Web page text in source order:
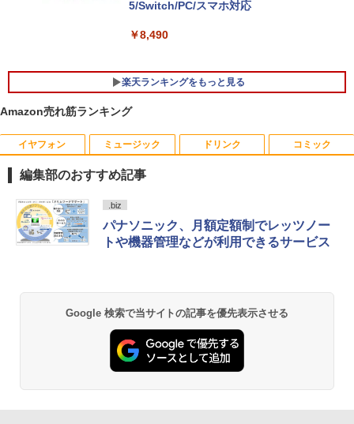
レビュー投稿 5年保証｜MS Office 2024
ws11 Office付｜スペック Core i5 第7世
｜中古パソコン 中古ノートパソコン 中古
PC オフィス搭載
(R2514)
￥72,000
5/Switch/PC/スマホ対応
￥8,490
楽天ランキングをもっと見る
1 星新一ショートショート1001 [ 星 新一 ]
￥49,500
￥2,310
月刊少女野崎くん（18）特装版 セレク
ト小冊子「堀と鹿島編」付き （SEコミッ
Amazon売れ筋ランキング
イヤフォン
Anker Soundcore P40i オフホワイト
￥7,990
￥5,990
ミュージック
BRUCE WAYNE feat. Flo Milli, ATL Jacob
￥250
[Explicit]
￥250
ドリンク
【Amazon.co.jp限定】 い・ろ・は・す 2L P
￥1,112
富士山の天然水 バナジウム含有 水 ミネラル
ウォーター ペットボトル 静岡県産 500ミリリ
ットル (Smart Basic)
￥1,380
コミック
薬屋のひとりごと 17巻 (デジタル版ビッグガ
￥770
エース)
￥832
編集部のおすすめ記事
.biz
パナソニック、月額定額制でレッツノー
トや機器管理などが利用できるサービス
Google 検索で当サイトの記事を優先表示させる